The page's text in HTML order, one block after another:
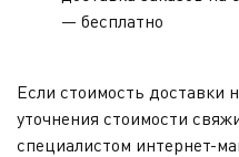
— бесплатно
Если стоимость доставки
уточнения стоимости
специалистом интернет-